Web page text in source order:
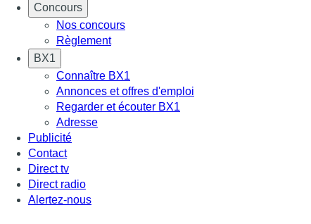
Concours
Nos concours
Règlement
BX1
Connaître BX1
Annonces et offres d'emploi
Regarder et écouter BX1
Adresse
Publicité
Contact
Direct tv
Direct radio
Alertez-nous